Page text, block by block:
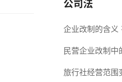
间？
公司法
企业改制的含义
后国企员工属于
民营企业改制
对隐形债务问题
旅行社经营范围